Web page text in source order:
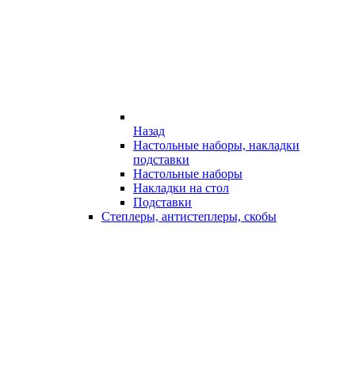
Назад
Настольные наборы, накладки
подставки
Настольные наборы
Накладки на стол
Подставки
Степлеры, антистеплеры, скобы